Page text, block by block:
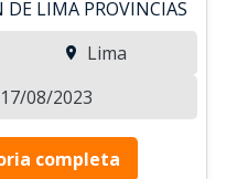
DE LIMA PROVINCIAS
Lima
08/2023
completa